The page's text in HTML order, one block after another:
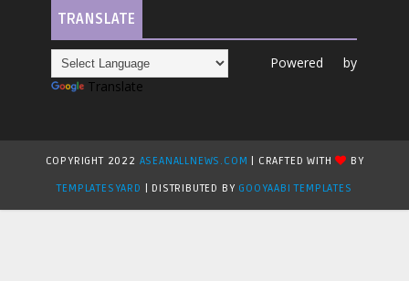
TRANSLATE
Powered by
Translate
COPYRIGHT 2022 ASEANALLNEWS.COM | CRAFTED WITH
BY
TEMPLATESYARD | DISTRIBUTED BY GOOYAABI TEMPLATES